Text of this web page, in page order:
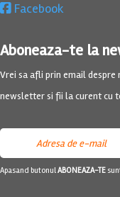
Facebook
Aboneaza-te la
Vrei sa afli prin email
newsletter si fii la curent cu
Apasand butonulABONEAZA-TE